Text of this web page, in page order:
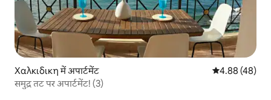
Χαλκιδικη में अपार्टमेंट औसत रेटिंग 5 में
4.88 (48)
समुद्र तट पर अपार्टमेंट! (3)